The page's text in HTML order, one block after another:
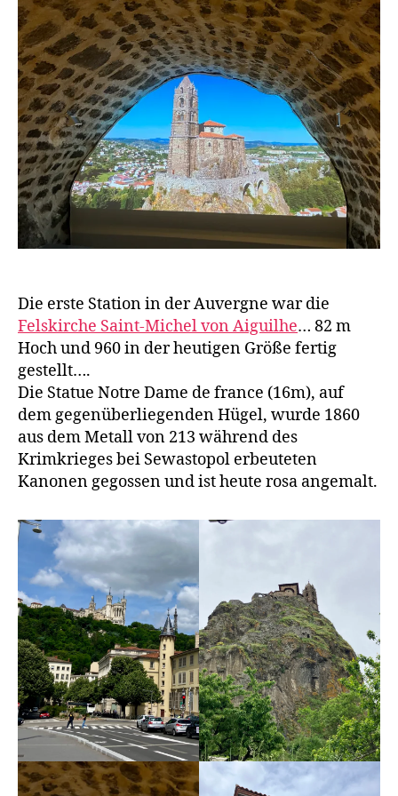
a
g
e
n
Aiguilhe
Die erste Station in der Auvergne war die
Felskirche Saint-Michel von Aiguilhe… 82 m
Hoch und 960 in der heutigen Größe fertig
gestellt….
Die Statue Notre Dame de france (16m), auf
dem gegenüberliegenden Hügel, wurde 1860
aus dem Metall von 213 während des
Krimkrieges bei Sewastopol erbeuteten
Kanonen gegossen und ist heute rosa angemalt.